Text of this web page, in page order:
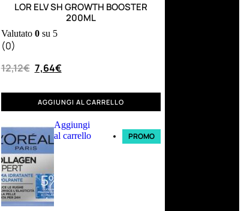
LOR ELV SH GROWTH BOOSTER
200ML
Valutato 0su 5
(0)
12,12€ 7,64€
AGGIUNGI AL CARRELLO
Aggiungi
al carrello
PROMO